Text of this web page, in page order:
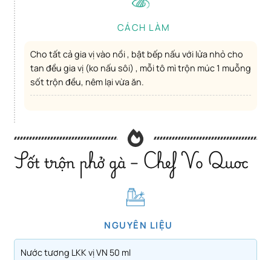
CÁCH LÀM
Cho tất cả gia vị vào nồi , bật bếp nấu với lửa nhỏ cho
tan đều gia vị (ko nấu sôi) , mỗi tô mì trộn múc 1 muỗng
sốt trộn đều, nêm lại vừa ăn.
Sốt trộn phở gà – Chef Vo Quoc
NGUYÊN LIỆU
Nước tương LKK vị VN 50 ml